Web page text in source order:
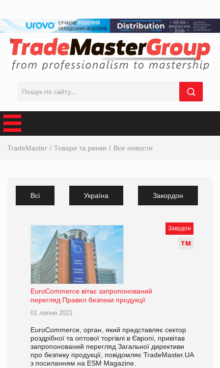
TradeMaster Товари та ринки Все новости
Всі Україна Закордон
Закрдон
ТМ
EuroCommerce вітає запропонований
перегляд Правил безпеки продукції
01 липня 2021
EuroCommerce, орган, який представляє сектор
роздрібної та оптової торгівлі в Європі, привітав
запропонований перегляд Загальної директиви
про безпеку продукції, повідомляє TradeMaster.UA
з посиланням на ESM Magazine.